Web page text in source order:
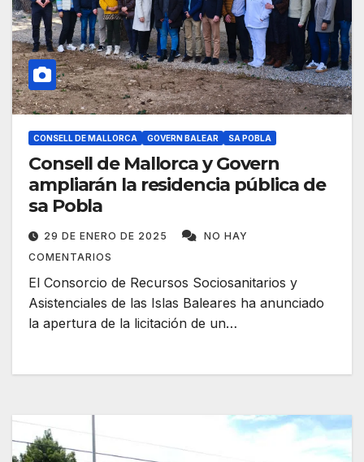
CONSELL DE MALLORCA GOVERN BALEAR SA POBLA
Consell de Mallorca y Govern
ampliarán la residencia pública de
sa Pobla
29 DE ENERO DE 2025
NO HAY
COMENTARIOS
El Consorcio de Recursos Sociosanitarios y
Asistenciales de las Islas Baleares ha anunciado
la apertura de la licitación de un…